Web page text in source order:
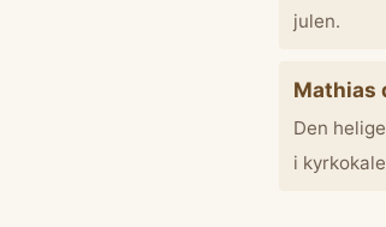
julen.
Mathias
Den
i